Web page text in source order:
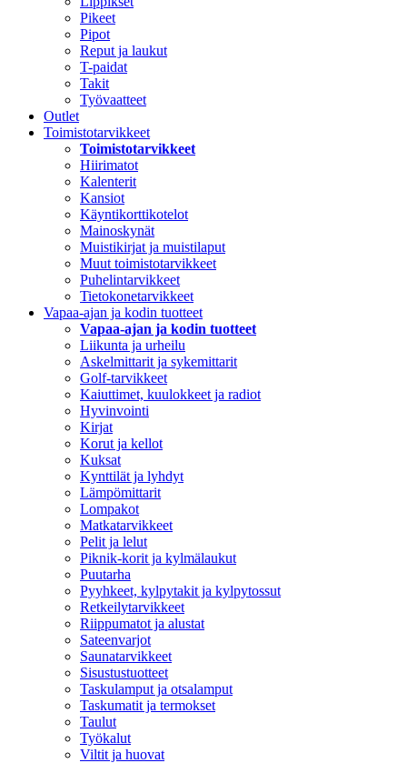
Pikeet
Pipot
Reput ja laukut
T-paidat
Takit
Työvaatteet
Outlet
Toimistotarvikkeet
Toimistotarvikkeet
Hiirimatot
Kalenterit
Kansiot
Käyntikorttikotelot
Mainoskynät
Muistikirjat ja muistilaput
Muut toimistotarvikkeet
Puhelintarvikkeet
Tietokonetarvikkeet
Vapaa-ajan ja kodin tuotteet
Vapaa-ajan ja kodin tuotteet
Liikunta ja urheilu
Askelmittarit ja sykemittarit
Golf-tarvikkeet
Kaiuttimet, kuulokkeet ja radiot
Hyvinvointi
Kirjat
Korut ja kellot
Kuksat
Kynttilät ja lyhdyt
Lämpömittarit
Lompakot
Matkatarvikkeet
Pelit ja lelut
Piknik-korit ja kylmälaukut
Puutarha
Pyyhkeet, kylpytakit ja kylpytossut
Retkeilytarvikkeet
Riippumatot ja alustat
Sateenvarjot
Saunatarvikkeet
Sisustustuotteet
Taskulamput ja otsalamput
Taskumatit ja termokset
Taulut
Työkalut
Viltit ja huovat